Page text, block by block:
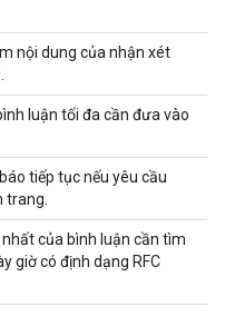
nội dung của nhận xét
luận tối đa cần đưa vào
tiếp tục nếu yêu cầu
trang.
nhất của bình luận cần tìm
giờ có định dạng RFC